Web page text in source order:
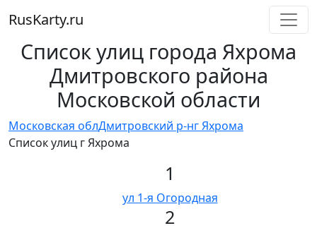
RusKarty.ru
Список улиц города Яхрома
Дмитровского района
Московской области
Московская облДмитровский р-нг Яхрома
Список улиц г Яхрома
1
ул 1-я Огородная
2